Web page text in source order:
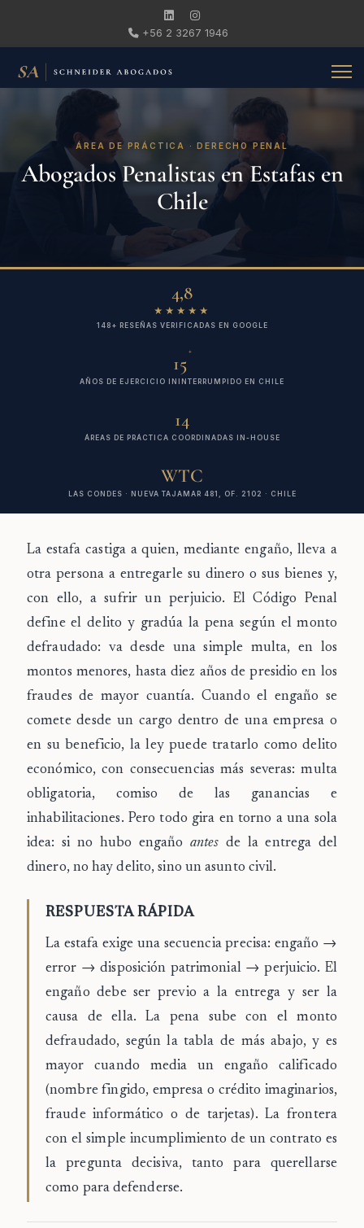
+56 2 3267 1946
ÁREA DE PRÁCTICA · DERECHO PENAL
Abogados Penalistas en Estafas en
Chile
4,8
★★★★★
148+ RESEÑAS VERIFICADAS EN GOOGLE
15
+
AÑOS DE EJERCICIO ININTERRUMPIDO EN CHILE
14
ÁREAS DE PRÁCTICA COORDINADAS IN-HOUSE
WTC
LAS CONDES · NUEVA TAJAMAR 481, OF. 2102 · CHILE
La estafa castiga a quien, medianteengaño, lleva a
otra persona a entregarle su dinero o sus bienes y,
con ello, a sufrir unperjuicio. El Código Penal
define el delito y gradúa la pena según el monto
defraudado: va desde una simple multa, en los
montos menores, hasta diez años de presidio en los
fraudes de mayor cuantía. Cuando el engaño se
comete desde un cargo dentro de una empresa o
en su beneficio, la ley puede tratarlo como delito
económico, con consecuencias más severas: multa
obligatoria, comiso de las ganancias e
inhabilitaciones. Pero todo gira en torno a una sola
idea: si no hubo engaño antes de la entrega del
dinero, no hay delito, sino un asunto civil.
RESPUESTA RÁPIDA
La estafa exige una secuencia precisa: engaño →
error → disposición patrimonial → perjuicio. El
engaño debe ser previo a la entrega y ser la
causa de ella. La pena sube con el monto
defraudado, según la tabla de más abajo, y es
mayor cuando media un engaño calificado
(nombre fingido, empresa o crédito imaginarios,
fraude informático o de tarjetas). La frontera
con el simple incumplimiento de un contrato es
la pregunta decisiva, tanto para querellarse
como para defenderse.